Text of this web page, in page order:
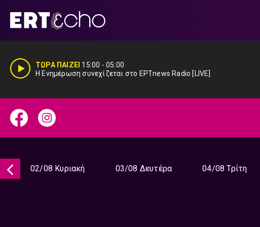
περιεχόμενο
ΤΩΡΑ ΠΑΙΖΕΙ 15:00 -05:00
Η Ενημέρωση συνεχίζεται στο ΕΡΤnews Radio [LIVE]
02/08 Κυριακή 03/08 Δευτέρα 04/08 Τρίτη